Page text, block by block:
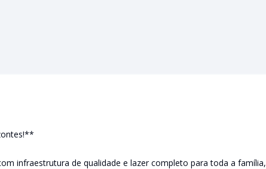
infraestrutura de qualidade e lazer completo para toda a família,